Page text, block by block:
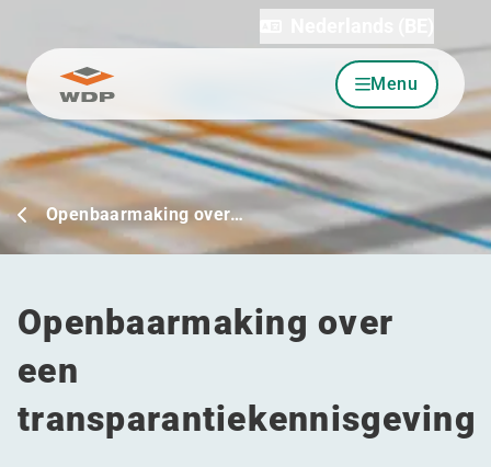
Ga naar inhoud Menu
Openbaarmaking over…
Openbaarmaking over
een
transparantiekennisgeving